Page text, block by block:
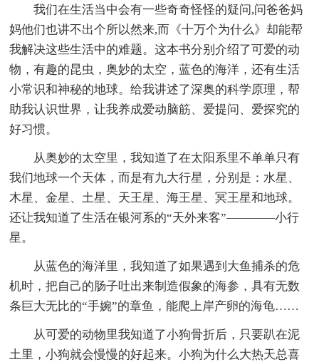
我们在生活当中会有一些奇奇怪怪的疑问,问爸爸妈
妈他们也讲不出个所以然来,而《十万个为什么》却能帮
我解决这些生活中的难题。这本书分别介绍了可爱的动
物，有趣的昆虫，奥妙的太空，蓝色的海洋，还有生活
小常识和神秘的地球。给我讲述了深奥的科学原理，帮
助我认识世界，让我养成爱动脑筋、爱提问、爱探究的
好习惯。
从奥妙的太空里，我知道了在太阳系里不单单只有
我们地球一个天体，而是有九大行星，分别是：水星、
木星、金星、土星、天王星、海王星、冥王星和地球。
还让我知道了生活在银河系的“天外来客”————小行
星。
从蓝色的海洋里，我知道了如果遇到大鱼捕杀的危
机时，把自己的肠子吐出来制造假象的海参，具有无数
条巨大无比的“手婉”的章鱼，能爬上岸产卵的海龟……
从可爱的动物里我知道了小狗骨折后，只要趴在泥
土里，小狗就会慢慢的好起来。小狗为什么大热天总喜